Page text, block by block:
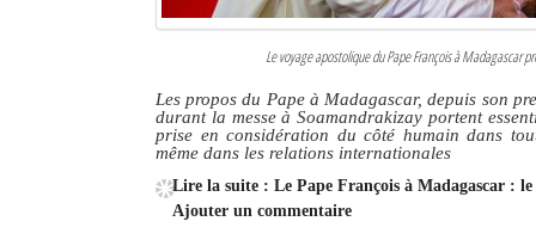
Le voyage apostolique du Pape François à Madagascar
Les propos du Pape à Madagascar, depuis son
durant la messe à Soamandrakizay portent
prise en considération du côté humain dans
même dans les relations internationales
Lire la suite : Le Pape François à Madagascar :
Ajouter un commentaire